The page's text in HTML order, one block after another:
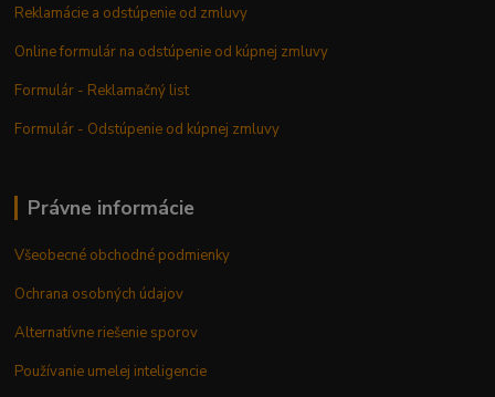
Reklamácie a odstúpenie od zmluvy
Online formulár na odstúpenie od kúpnej zmluvy
Formulár - Reklamačný list
Formulár - Odstúpenie od kúpnej zmluvy
Právne informácie
Všeobecné obchodné podmienky
Ochrana osobných údajov
Alternatívne riešenie sporov
Používanie umelej inteligencie